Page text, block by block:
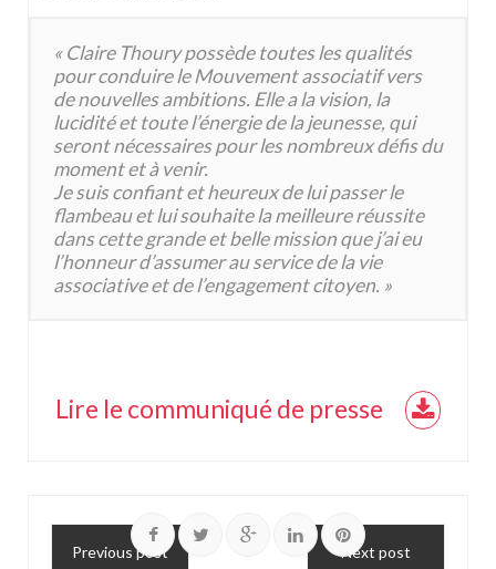
« Claire Thoury possède toutes les qualités
pour conduire le Mouvement associatif vers
de nouvelles ambitions. Elle a la vision, la
lucidité et toute l’énergie de la jeunesse, qui
seront nécessaires pour les nombreux défis du
moment et à venir.
Je suis confiant et heureux de lui passer le
flambeau et lui souhaite la meilleure réussite
dans cette grande et belle mission que j’ai eu
l’honneur d’assumer au service de la vie
associative et de l’engagement citoyen. »
Lire le communiqué de presse
Previous post Next post